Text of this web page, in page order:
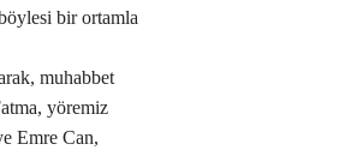
bir ortamla
muhabbet
yöremiz
Emre Can,